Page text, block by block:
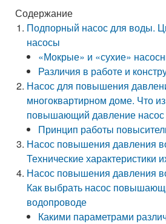
Содержание
Подпорный насос для воды.
насосы
«Мокрые» и «сухие»
Различия в работе и
Насос для повышения
многоквартирном доме. Что
повышающий давление насос
Принцип работы
Насос повышения давления
Технические характеристики
Насос повышения давления
Как выбрать насос
водопроводе
Какими параметрами